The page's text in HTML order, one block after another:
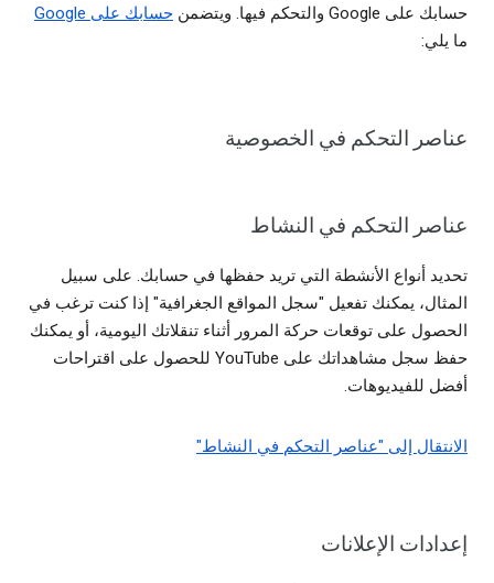
حسابك على Google والتحكم فيها. ويتضمن
حسابك على Google
ما يلي:
عناصر التحكم في الخصوصية
عناصر التحكم في النشاط
تحديد أنواع الأنشطة التي تريد حفظها في حسابك. على سبيل
المثال، يمكنك تفعيل "سجل المواقع الجغرافية" إذا كنت ترغب في
الحصول على توقعات حركة المرور أثناء تنقلاتك اليومية، أو يمكنك
حفظ سجل مشاهداتك على YouTube للحصول على اقتراحات
أفضل للفيديوهات.
الانتقال إلى "عناصر التحكم في النشاط"
إعدادات الإعلانات